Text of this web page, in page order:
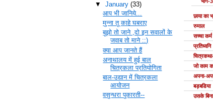
▼ January (33)
आप भी जानिये...
मुन्ना तू काहे घबराए
बूझो तो जाने ,दो इन सवालों के
जवाब तो माने ::)
क्या आप जानते हैं
अनाथालय में हुई बाल
चित्रकला प्रतियोगिता
बाल-उद्यान में चित्रकला
आयोजन
वसुन्धरा पुकारती--
छाया का
रुमाल
सच्चा कर्म
प्रतिध्वनि
जो काम
अपना-
बड़बडिया
उसके बिना